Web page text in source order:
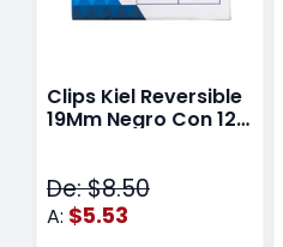
Clips Kiel Reversible
19Mm Negro Con 12
De: $8.50
A: $5.53